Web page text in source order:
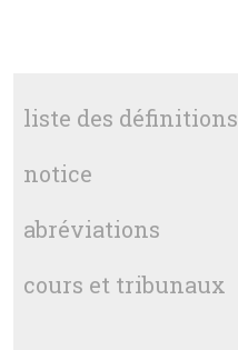
liste des définitions
notice
abréviations
cours et tribunaux